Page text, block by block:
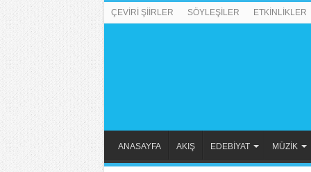
ÇEVİRİ ŞİİRLER SÖYLEŞİLER ETKİNLİKLER
ANASAYFA AKIŞ EDEBİYAT MÜZİK